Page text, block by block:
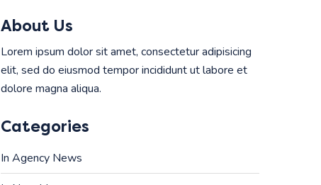
About Us
Lorem ipsum dolor sit amet, consectetur adipisicing
elit, sed do eiusmod tempor incididunt ut labore et
dolore magna aliqua.
Categories
In Agency News